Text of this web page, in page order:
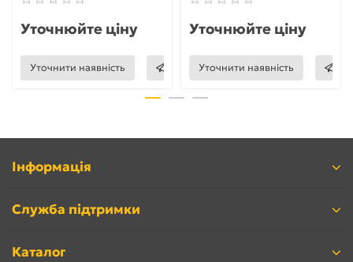
Уточнюйте ціну
Уточнити наявність
Уточнюйте ціну
Уточнити наявність
Інформація
Служба підтримки
Каталог